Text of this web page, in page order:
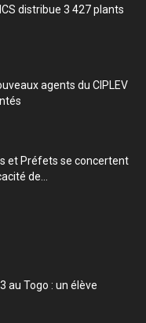
distribue 3 427 plants
agents du CIPLEV
et Préfets se concertent
de...
au Togo : un élève